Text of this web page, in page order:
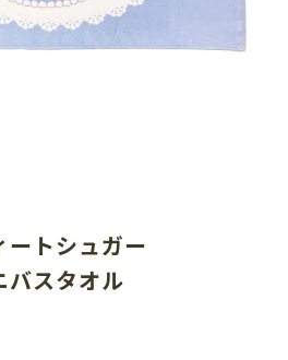
ートシュガー
バスタオル